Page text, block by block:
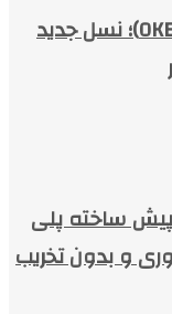
معرفی کرکره فولادی اوکر (OKER)؛ نسل جدید
پیش ساخته پلی
و بدون تخریب